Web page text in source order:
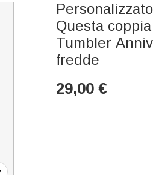
Questa
Tumbler
fredde
29,00 €